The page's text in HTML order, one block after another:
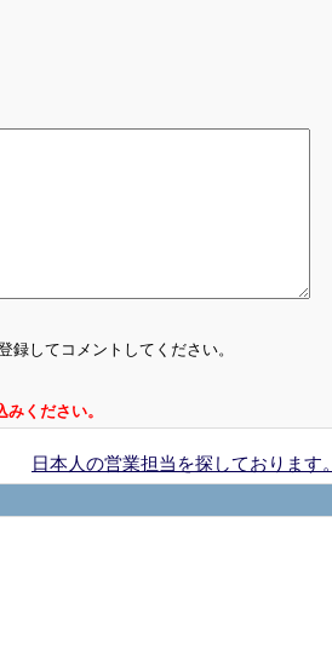
してコメントしてください。
ください。
日本人の営業担当を探しております。